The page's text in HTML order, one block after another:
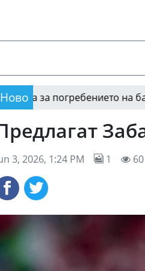
Ново
09:41 Гочето на 80! 09:36
3, 2026, 1:24 PM 1 60